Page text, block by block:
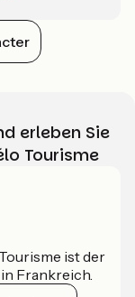
erleben Sie
Tourisme
ist der
Frankreich.